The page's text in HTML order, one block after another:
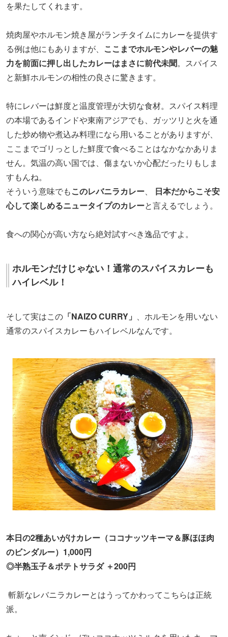
を果たしてくれます。
焼肉屋やホルモン焼き屋がランチタイムにカレーを提供す
る例は他にもありますが、 ここまでホルモンやレバーの魅
力を前面に押し出したカレーはまさに前代未聞。スパイス
と新鮮ホルモンの相性の良さに驚きます。
特にレバーは鮮度と温度管理が大切な食材。スパイス料理
の本場であるインドや東南アジアでも、ガッツリと火を通
した炒め物や煮込み料理になら用いることがありますが、
ここまでゴリっとした鮮度で食べることはなかなかありま
せん。気温の高い国では、傷まないか心配だったりもしま
すもんね。
そういう意味でもこのレバニラカレー、
日本だからこそ安
心して楽しめるニュータイプのカレーと言えるでしょう。
食への関心が高い方なら絶対試すべき逸品ですよ。
ホルモンだけじゃない！通常のスパイスカレーも
ハイレベル！
そして実はこの 「NAIZO CURRY」 、ホルモンを用いない
通常のスパイスカレーもハイレベルなんです。
本日の2種あいがけカレー（ココナッツキーマ＆豚ほほ肉
のビンダルー）1,000円
◎半熟玉子＆ポテトサラダ ＋200円
斬新なレバニラカレーとはうってかわってこちらは正統
派。